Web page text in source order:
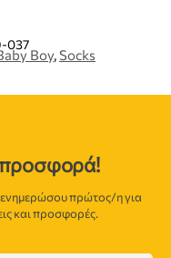
037
Boy Socks
πρώτος/η για
και προσφορές.